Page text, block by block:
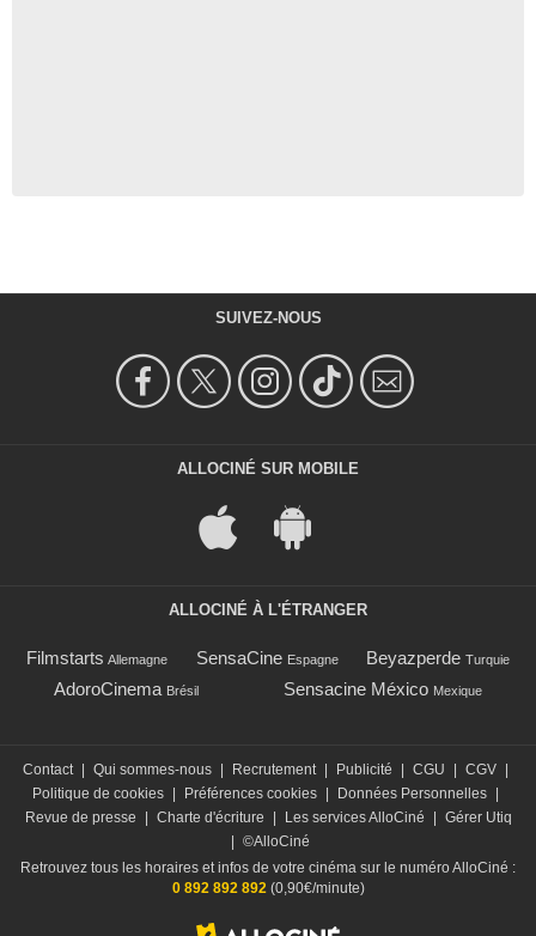
SUIVEZ-NOUS
ALLOCINÉ SUR MOBILE
ALLOCINÉ À L'ÉTRANGER
Filmstarts Allemagne SensaCine Espagne Beyazperde Turquie
AdoroCinema Brésil Sensacine México Mexique
Contact Qui sommes-nous Recrutement Publicité CGU CGV
Politique de cookies
Préférences cookies Données Personnelles
Revue de presse
Charte d'écriture Les services AlloCiné
Gérer Utiq
©AlloCiné
Retrouvez tous les horaires et infos de votre cinéma sur le numéro AlloCiné :
0 892 892 892(0,90€/minute)